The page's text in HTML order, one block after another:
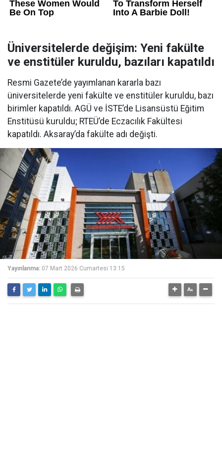
Üniversitelerde değişim: Yeni fakülte
ve enstitüler kuruldu, bazıları kapatıldı
Resmi Gazete’de yayımlanan kararla bazı
üniversitelerde yeni fakülte ve enstitüler kuruldu, bazı
birimler kapatıldı. AGÜ ve İSTE’de Lisansüstü Eğitim
Enstitüsü kuruldu; RTEÜ’de Eczacılık Fakültesi
kapatıldı. Aksaray’da fakülte adı değişti.
Yayınlanma: 07 Mart 2026 Cumartesi 13:15